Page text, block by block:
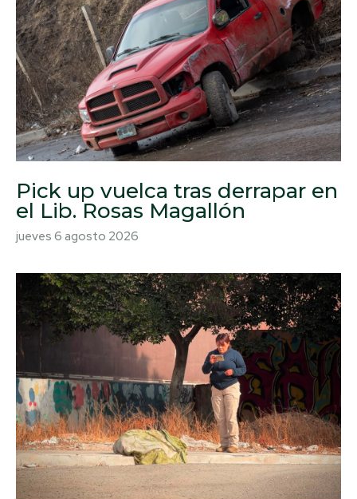
Pick up vuelca tras derrapar en
el Lib. Rosas Magallón
jueves 6 agosto 2026